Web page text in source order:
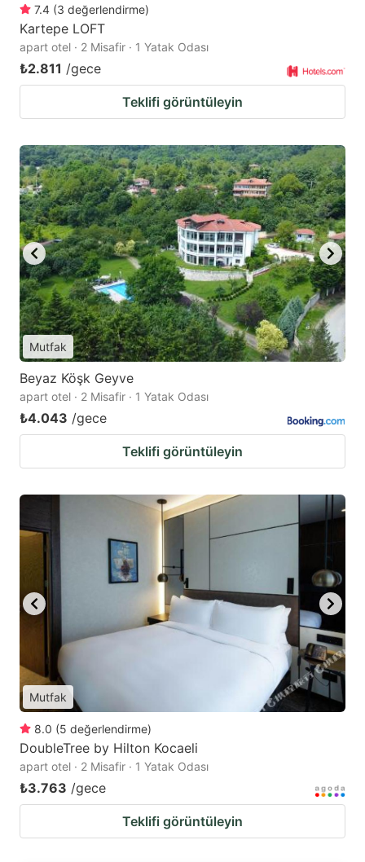
7.4 (3 değerlendirme)
Kartepe LOFT
apart otel · 2 Misafir · 1 Yatak Odası
₺2.811 /gece
Teklifi görüntüleyin
Mutfak
Beyaz Köşk Geyve
apart otel · 2 Misafir · 1 Yatak Odası
₺4.043 /gece
Teklifi görüntüleyin
Mutfak
8.0 (5 değerlendirme)
DoubleTree by Hilton Kocaeli
apart otel · 2 Misafir · 1 Yatak Odası
₺3.763 /gece
Teklifi görüntüleyin